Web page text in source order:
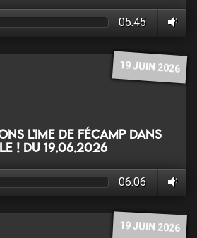
05:45
19 JUIN 2026
l'IME de Fécamp dans
! du 19.06.2026
06:06
19 JUIN 2026